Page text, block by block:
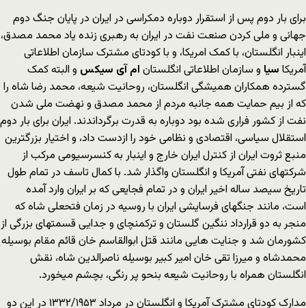
برای بار دوم پس از استقرار دوباره دمکراسی در ایران در پایان جنگ دوم
جهانی و ملی کردن صنعت نفت در ایران به رهبری زنده یاد محمد مصدق،
اینبار انگلستان، با کمک امریکا، و با کودتای مشترک سازمان اطلاعاتی
آمریکا سیا و سازمان اطلاعاتی انگلستان ام آی سیکس و البته کمک
گسترده همکاران همیشگی انگلستان، روحانیت شیعه، محمد رضا شاه را
که از بیم حمایت همه جانبه مردم از محمد مصدق و نهضت ملی شدن
نفت از کشور فراری شده بود دوباره به قدرت برگرداندند. ایران برای بار دوم
استقلال سیاسی، اقتصادی و نظامی خود را ازدست داد، و اختیار بزرگترین
منبع ثروت ایران از کنترل ایران خارج و اینبار به کنسرسیومی مرکب از
شرکتهای نفتی آمریکا و انگلستان واگذار شد. با کمال تاسف در تمام طول
تاریخ سیصد ساله اخیر ایران و در تمام فجایعی که بر ایران وارد آمده
است، مانند جنگهای فرسایشی ایران با روسیه در زمان فتحعلی شاه که
منجر به دو قرارداد ننگین گلستان و ترکمنچای و جدایی قسمتهای بزرگی از
کشورمان شد و جنایت هایی مانند قتل ابوالقاسم خان قائم مقام بوسیله
محمدشاه و میرزا تقی خان امیر کبیر بوسیله ناصرالدین شاه، نقش
انگلستان همراه با روحانیت شیعه بنحو پر رنگی، بچشم میخورد.
مدارک کودتای مشترک آمریکا و انگلستان در مرداد ۱۳۳۲/۱۹۵۳ در این دو